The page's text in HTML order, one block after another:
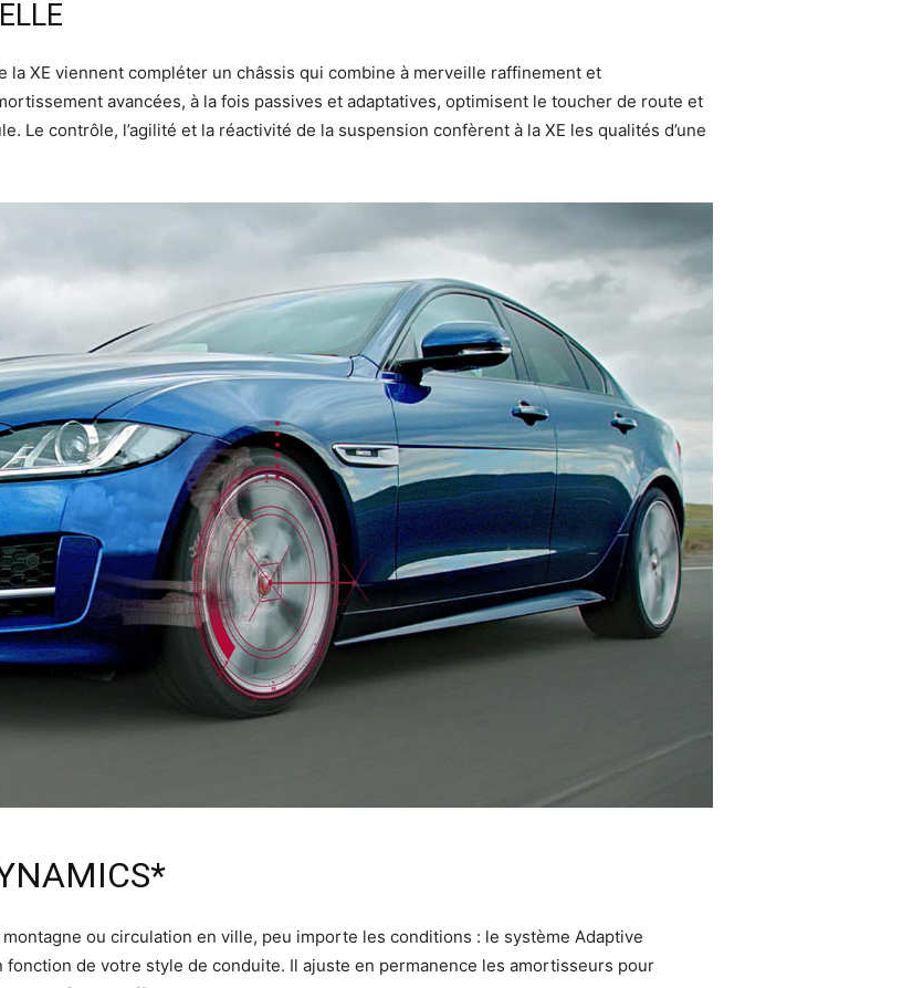
la XE viennent compléter un châssis qui combine à merveille raffinement et
avancées, à la fois passives et adaptatives, optimisent le toucher de route et
Le contrôle, l’agilité et la réactivité de la suspension confèrent à la XE les qualités d’une
ou circulation en ville, peu importe les conditions : le système Adaptive
fonction de votre style de conduite. Il ajuste en permanence les amortisseurs pour